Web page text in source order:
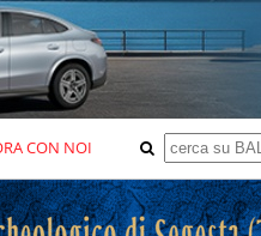
CON NOI